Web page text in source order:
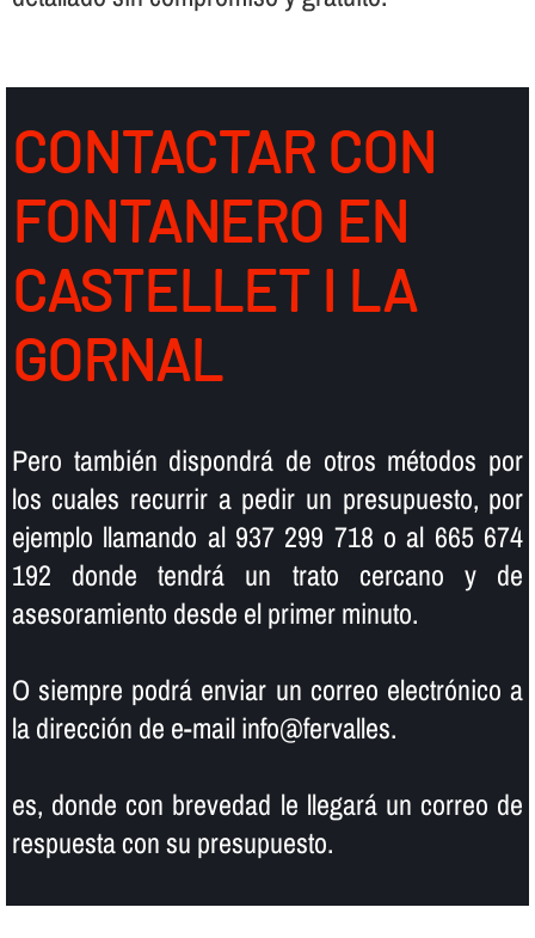
CONTACTAR CON
FONTANERO EN
CASTELLET I LA
GORNAL
Pero también dispondrá de otros métodos por
los cuales recurrir a pedir un presupuesto, por
ejemplo llamando al 937 299 718 o al 665 674
192 donde tendrá un trato cercano y de
asesoramiento desde el primer minuto.
O siempre podrá enviar un correo electrónico a
la dirección de e-mail info@fervalles.
es, donde con brevedad le llegará un correo de
respuesta con su presupuesto.